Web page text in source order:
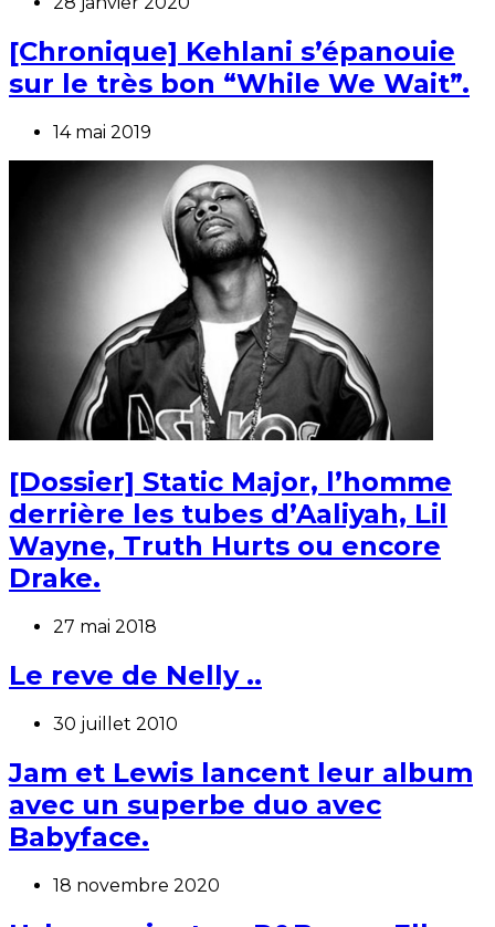
[Chronique] Kehlani s’épanouie
sur le très bon “While We Wait”.
14 mai 2019
[Dossier] Static Major, l’homme
derrière les tubes d’Aaliyah, Lil
Wayne, Truth Hurts ou encore
Drake.
27 mai 2018
Le reve de Nelly ..
30 juillet 2010
Jam et Lewis lancent leur album
avec un superbe duo avec
Babyface.
18 novembre 2020